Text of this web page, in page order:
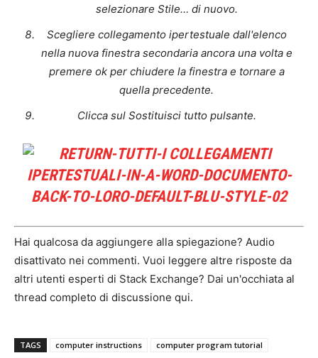
selezionare Stile… di nuovo.
Scegliere collegamento ipertestuale dall'elenco
nella nuova finestra secondaria ancora una volta e
premere okper chiudere la finestra e tornare a
quella precedente.
Clicca sul Sostituisci tuttopulsante.
Hai qualcosa da aggiungere alla spiegazione? Audio
disattivato nei commenti. Vuoi leggere altre risposte da
altri utenti esperti di Stack Exchange? Dai un'occhiata al
thread completo di discussione qui.
TAGS computer instructions
computer program tutorial